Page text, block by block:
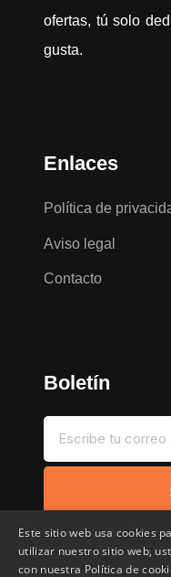
ofertas, tú solo
gusta.
Enlaces
Política de
Aviso legal
Contacto
Boletín
Este sitio web usa cookies
utilizar nuestro sitio web,
con nuestra Política de